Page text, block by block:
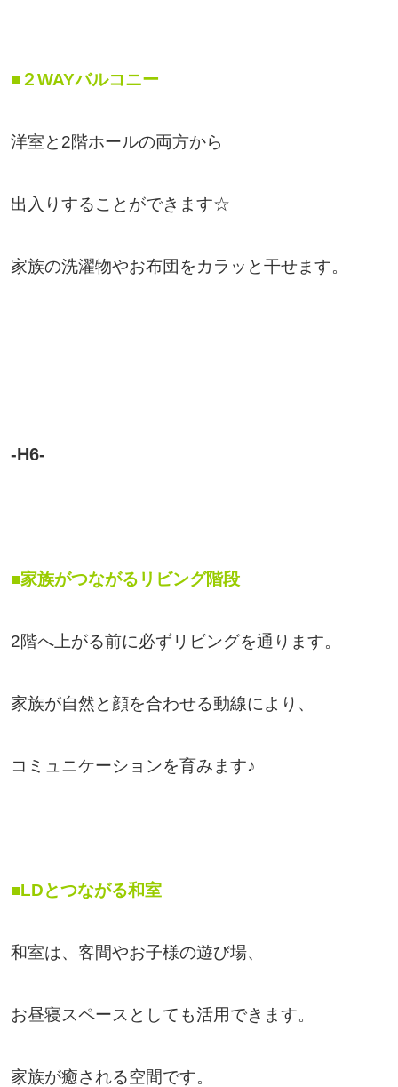
■２WAYバルコニー
洋室と2階ホールの両方から
出入りすることができます☆
家族の洗濯物やお布団をカラッと干せます。
-H6-
■家族がつながるリビング階段
2階へ上がる前に必ずリビングを通ります。
家族が自然と顔を合わせる動線により、
コミュニケーションを育みます♪
■LDとつながる和室
和室は、客間やお子様の遊び場、
お昼寝スペースとしても活用できます。
家族が癒される空間です。